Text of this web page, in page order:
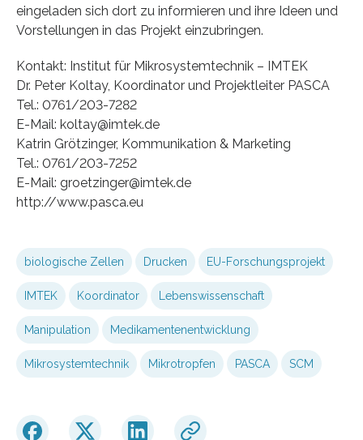
eingeladen sich dort zu informieren und ihre Ideen und
Vorstellungen in das Projekt einzubringen.
Kontakt: Institut für Mikrosystemtechnik – IMTEK
Dr. Peter Koltay, Koordinator und Projektleiter PASCA
Tel.: 0761/203-7282
E-Mail: koltay@imtek.de
Katrin Grötzinger, Kommunikation & Marketing
Tel.: 0761/203-7252
E-Mail: groetzinger@imtek.de
http://www.pasca.eu
biologische Zellen Drucken EU-Forschungsprojekt
IMTEK Koordinator Lebenswissenschaft
Manipulation Medikamentenentwicklung
Mikrosystemtechnik Mikrotropfen PASCA SCM